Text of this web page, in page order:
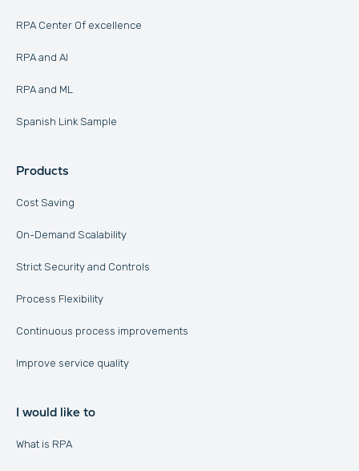
RPA Center Of excellence
RPA and AI
RPA and ML
Spanish Link Sample
Products
Cost Saving
On-Demand Scalability
Strict Security and Controls
Process Flexibility
Continuous process improvements
Improve service quality
I would like to
What is RPA